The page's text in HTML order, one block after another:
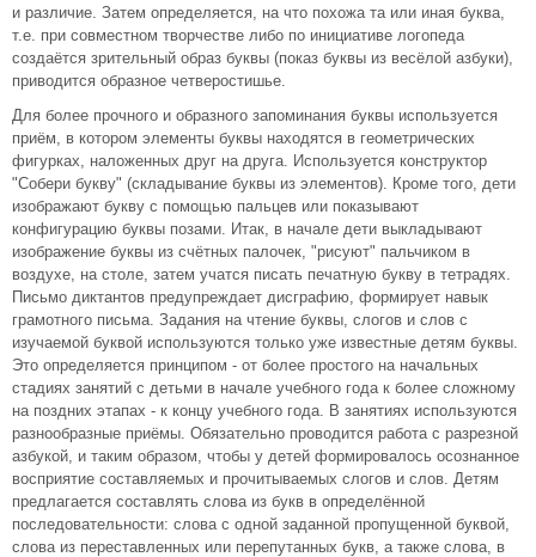
и различие. Затем определяется, на что похожа та или иная буква,
т.е. при совместном творчестве либо по инициативе логопеда
создаётся зрительный образ буквы (показ буквы из весёлой азбуки),
приводится образное четверостишье.
Для более прочного и образного запоминания буквы используется
приём, в котором элементы буквы находятся в геометрических
фигурках, наложенных друг на друга. Используется конструктор
"Собери букву" (складывание буквы из элементов). Кроме того, дети
изображают букву с помощью пальцев или показывают
конфигурацию буквы позами. Итак, в начале дети выкладывают
изображение буквы из счётных палочек, "рисуют" пальчиком в
воздухе, на столе, затем учатся писать печатную букву в тетрадях.
Письмо диктантов предупреждает дисграфию, формирует навык
грамотного письма. Задания на чтение буквы, слогов и слов с
изучаемой буквой используются только уже известные детям буквы.
Это определяется принципом - от более простого на начальных
стадиях занятий с детьми в начале учебного года к более сложному
на поздних этапах - к концу учебного года. В занятиях используются
разнообразные приёмы. Обязательно проводится работа с разрезной
азбукой, и таким образом, чтобы у детей формировалось осознанное
восприятие составляемых и прочитываемых слогов и слов. Детям
предлагается составлять слова из букв в определённой
последовательности: слова с одной заданной пропущенной буквой,
слова из переставленных или перепутанных букв, а также слова, в